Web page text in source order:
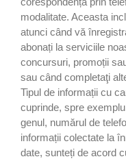
modalitate. Aceasta
atunci când vă
abonați la serviciile
concursuri, promoții
sau când completaţi
Tipul de informații cu
cuprinde, spre
genul, numărul de
informații colectate la
date, sunteți de acord